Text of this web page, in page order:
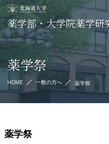
薬学部・大学院薬学研
薬学祭
HOME 一般の方へ 薬学祭
薬学祭